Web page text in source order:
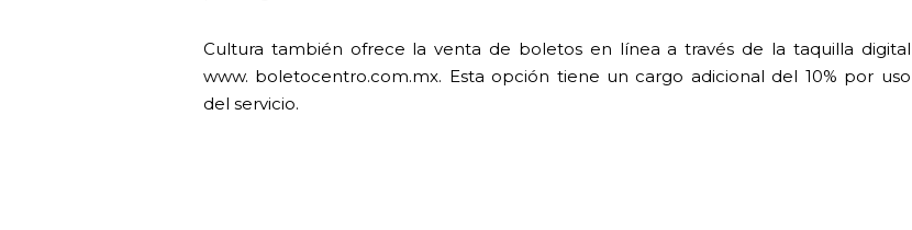
Cultura también ofrece la venta de boletos en línea a través de la taquilla digital
www. boletocentro.com.mx. Esta opción tiene un cargo adicional del 10% por uso
del servicio.